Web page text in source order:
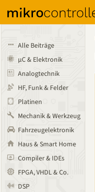
Alle Beiträge
µC & Elektronik
Analogtechnik
HF, Funk & Felder
Platinen
Mechanik & Werkzeug
Fahrzeugelektronik
Haus & Smart Home
Compiler & IDEs
FPGA, VHDL & Co.
DSP